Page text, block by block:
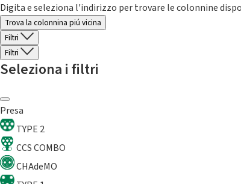
Digita e seleziona l'indirizzo per trovare le colonnine
Trova la colonnina piú vicina
Filtri
Filtri
Seleziona i filtri
Presa
TYPE 2
CCS COMBO
CHAdeMO